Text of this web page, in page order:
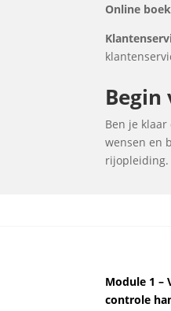
Online
Ben je
wensen en
rijopleiding.
Module 1 –
controle